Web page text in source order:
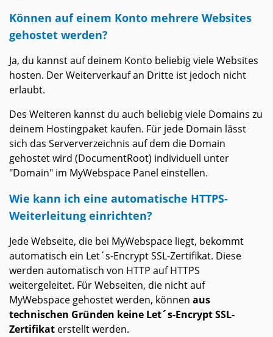
Können auf einem Konto mehrere Websites
gehostet werden?
Ja, du kannst auf deinem Konto beliebig viele Websites
hosten. Der Weiterverkauf an Dritte ist jedoch nicht
erlaubt.
Des Weiteren kannst du auch beliebig viele Domains zu
deinem Hostingpaket kaufen. Für jede Domain lässt
sich das Serververzeichnis auf dem die Domain
gehostet wird (DocumentRoot) individuell unter
"Domain" im MyWebspace Panel einstellen.
Wie kann ich eine automatische HTTPS-
Weiterleitung einrichten?
Jede Webseite, die bei MyWebspace liegt, bekommt
automatisch ein Let´s-Encrypt SSL-Zertifikat. Diese
werden automatisch von HTTP auf HTTPS
weitergeleitet. Für Webseiten, die nicht auf
MyWebspace gehostet werden, können aus
technischen Gründen keine Let´s-Encrypt SSL-
Zertifikat erstellt werden.